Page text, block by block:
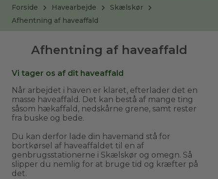
Forside Havearbejde
Skælskør
Afhentning af haveaffald
Afhentning af haveaffald
Vi tager os af dit haveaffald
Når arbejdet i haven er klaret, efterlader det en
masse haveaffald. Det kan bestå af mange ting
såsom hækaffald, nedskårne grene, samt rester
fra buske og bede.
Du kan derfor lade din havemand stå for
bortkørsel af haveaffaldet til en af
genbrugsstationerne i Skælskør og omegn. Så
slipper du nemlig for at bruge tid og kræfter på
det.